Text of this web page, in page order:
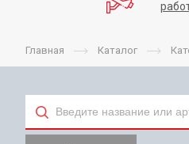
Главная Каталог